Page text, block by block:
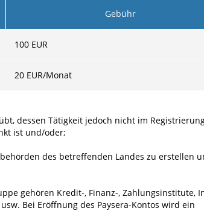
Gebühr
100 EUR
20 EUR/Monat
dessen Tätigkeit jedoch nicht im
ist und/oder;
des betreffenden Landes zu erstellen
gehören Kredit-, Finanz-, Zahlungsinstitute,
Bei Eröffnung des Paysera-Kontos wird ein